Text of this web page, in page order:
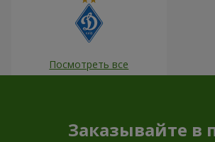
Посмотреть все
Заказывайте в